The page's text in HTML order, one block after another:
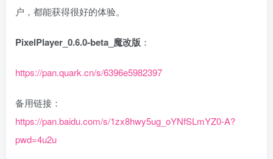
户，都能获得很好的体验。
PixelPlayer_0.6.0-beta_魔改版 ：
https://pan.quark.cn/s/6396e5982397
备用链接：
https://pan.baidu.com/s/1zx8hwy5ug_oYNfSLmYZ0-A?
pwd=4u2u